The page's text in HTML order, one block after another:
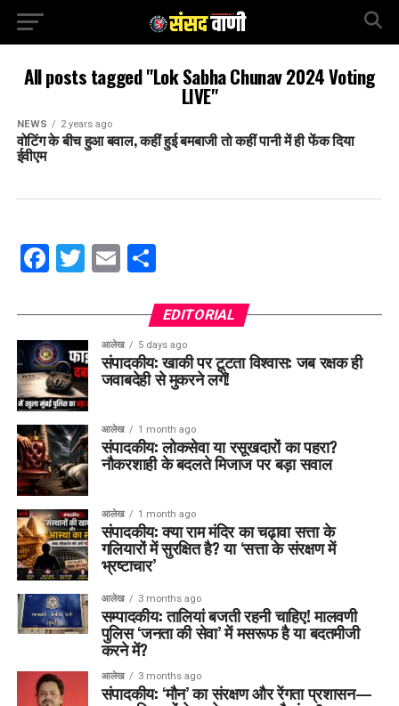
All posts tagged "Lok Sabha Chunav 2024 Voting
LIVE"
NEWS 2 years ago
वोटिंग के बीच हुआ बवाल, कहीं हुई बमबाजी तो कहीं पानी में ही फेंक दिया
ईवीएम
Facebook
Twitter
EmailShare
EDITORIAL
आलेख 5 days ago
संपादकीय: खाकी पर टूटता विश्वास: जब रक्षक ही
जवाबदेही से मुकरने लगें!
आलेख 1 month ago
संपादकीय: लोकसेवा या रसूखदारों का पहरा?
नौकरशाही के बदलते मिजाज पर बड़ा सवाल
आलेख 1 month ago
संपादकीय: क्या राम मंदिर का चढ़ावा सत्ता के
गलियारों में सुरक्षित है? या ‘सत्ता के संरक्षण में
भ्रष्टाचार’
आलेख 3 months ago
सम्पादकीय: तालियां बजती रहनी चाहिए! मालवणी
पुलिस ‘जनता की सेवा’ में मसरूफ है या बदतमीजी
करने में?
आलेख 3 months ago
संपादकीय: ‘मौन’ का संरक्षण और रेंगता प्रशासन—